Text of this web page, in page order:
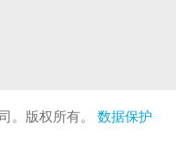
。版权所有。 数据保护